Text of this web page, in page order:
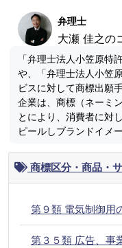
弁理士
大瀬 佳之の
「弁理士法人小笠原特
や、「弁理士法人小笠
ビスに対して商標出願
企業は、商標（ネーミ
とにより、消費者に対
ピールしブランドイメ
商標区分・商品・
第９類 電気制御用
第３５類 広告、事